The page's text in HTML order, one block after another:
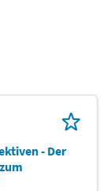
- Der